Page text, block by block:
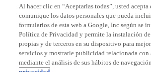
Miembro de
Acreditaciones
Al hacer clic en “Aceptarlas todas”, usted acepta
comunique los datos personales que pueda
formularios de esta web a Google, Inc según se
Política de Privacidad y permite la instalación
propias y de terceros en su dispositivo para
servicios y mostrarle publicidad relacionada con
mediante el análisis de sus hábitos de